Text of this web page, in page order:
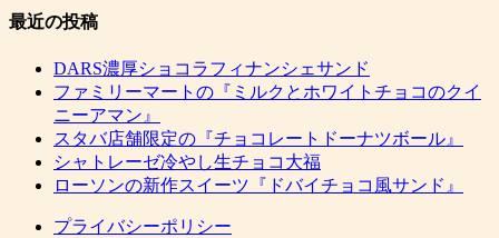
最近の投稿
DARS濃厚ショコラフィナンシェサンド
ファミリーマートの『ミルクとホワイトチョコのクイ
ニーアマン』
スタバ店舗限定の『チョコレートドーナツボール』
シャトレーゼ冷やし生チョコ大福
ローソンの新作スイーツ『ドバイチョコ風サンド』
プライバシーポリシー